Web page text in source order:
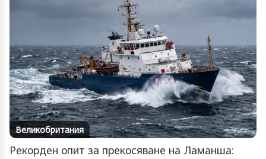
Великобритания
Рекорден опит за прекосяване на Ламанша: